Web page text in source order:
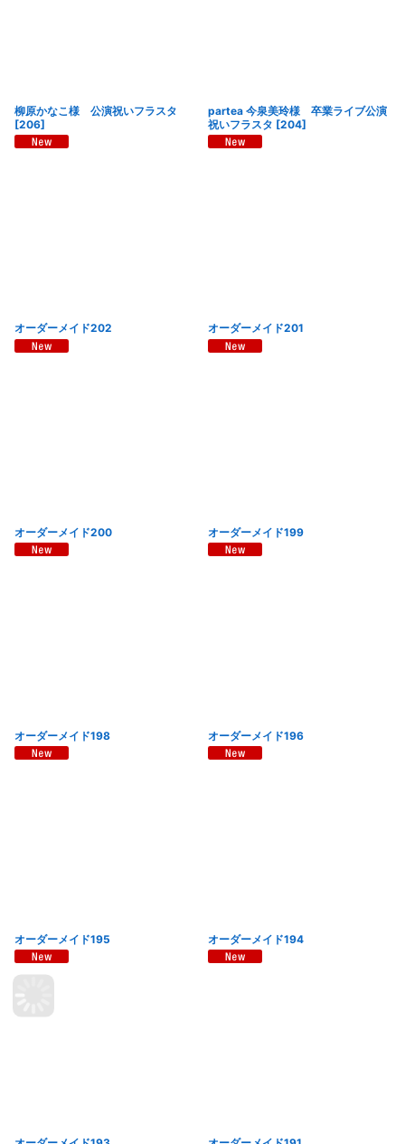
柳原かなこ様 公演祝いフラスタ
[206]
partea 今泉美玲様 卒業ライブ公演
祝いフラスタ [204]
オーダーメイド202 オーダーメイド201
オーダーメイド200 オーダーメイド199
オーダーメイド198 オーダーメイド196
オーダーメイド195 オーダーメイド194